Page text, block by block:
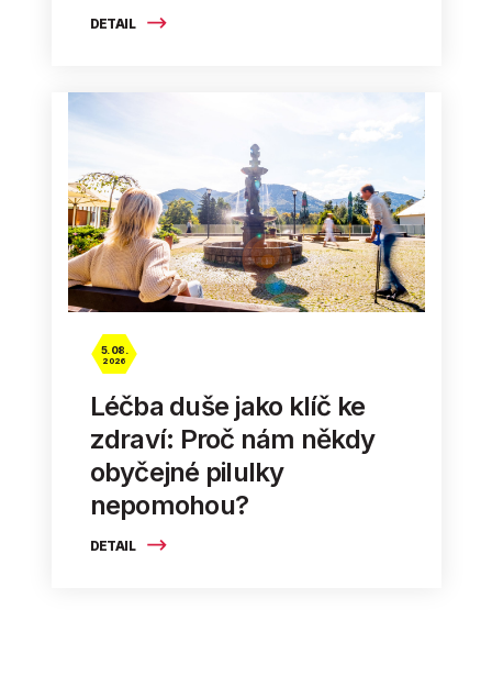
DETAIL
DETAIL
5. 08.
2026
Léčba duše jako klíč ke
zdraví: Proč nám někdy
obyčejné pilulky
nepomohou?